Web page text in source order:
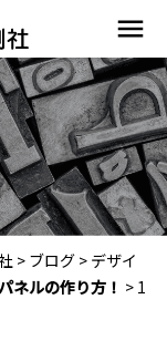
menu
> ブログ > デザイ
ネルの作り方！ > 1